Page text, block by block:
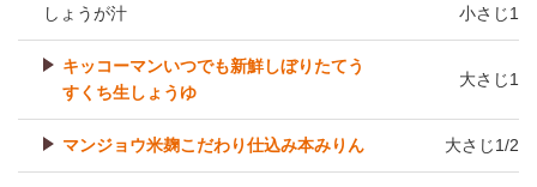
しょうが汁 小さじ1
キッコーマンいつでも新鮮しぼりたてう
すくち生しょうゆ
大さじ1
マンジョウ米麹こだわり仕込み本みりん 大さじ1/2